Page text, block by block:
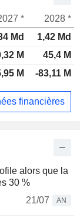
alors que la
30 %
21/07
AN
*
2028 *
Md
1,42 Md
M
45,4 M
M -83,11 M
financières